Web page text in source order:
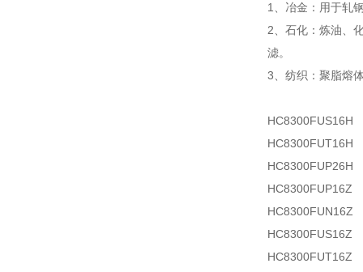
1、冶金：用于轧
2、石化：炼油、
滤。
3、纺织：聚脂熔
HC8300FUS16H
HC8300FUT16H
HC8300FUP26H
HC8300FUP16Z
HC8300FUN16Z
HC8300FUS16Z
HC8300FUT16Z